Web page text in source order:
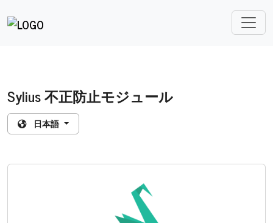
Sylius 不正防止モジュール
日本語